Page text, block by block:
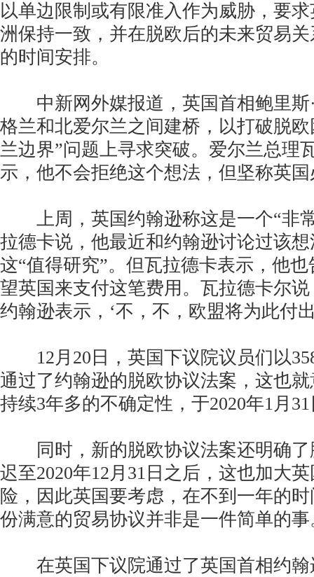
以单边限制或有限准入作为威胁，要
洲保持一致，并在脱欧后的未来贸易
的时间安排。
中新网外媒报道，英国首相鲍里斯
格兰和北爱尔兰之间建桥，以打破脱
兰边界”问题上寻求突破。爱尔兰总理
示，他不会拒绝这个想法，但坚称英
上周，英国约翰逊称这是一个“非
拉德卡说，他最近和约翰逊讨论过该
这“值得研究”。但瓦拉德卡表示，他
望英国来支付这笔费用。瓦拉德卡尔
约翰逊表示，‘不，不，欧盟将为此付
12月20日，英国下议院议员们以
通过了约翰逊的脱欧协议法案，这也
持续3年多的不确定性，于2020年1月
同时，新的脱欧协议法案还明确了
迟至2020年12月31日之后，这也加大
险，因此英国要考虑，在不到一年的
份满意的贸易协议并非是一件简单的事
在英国下议院通过了英国首相约翰